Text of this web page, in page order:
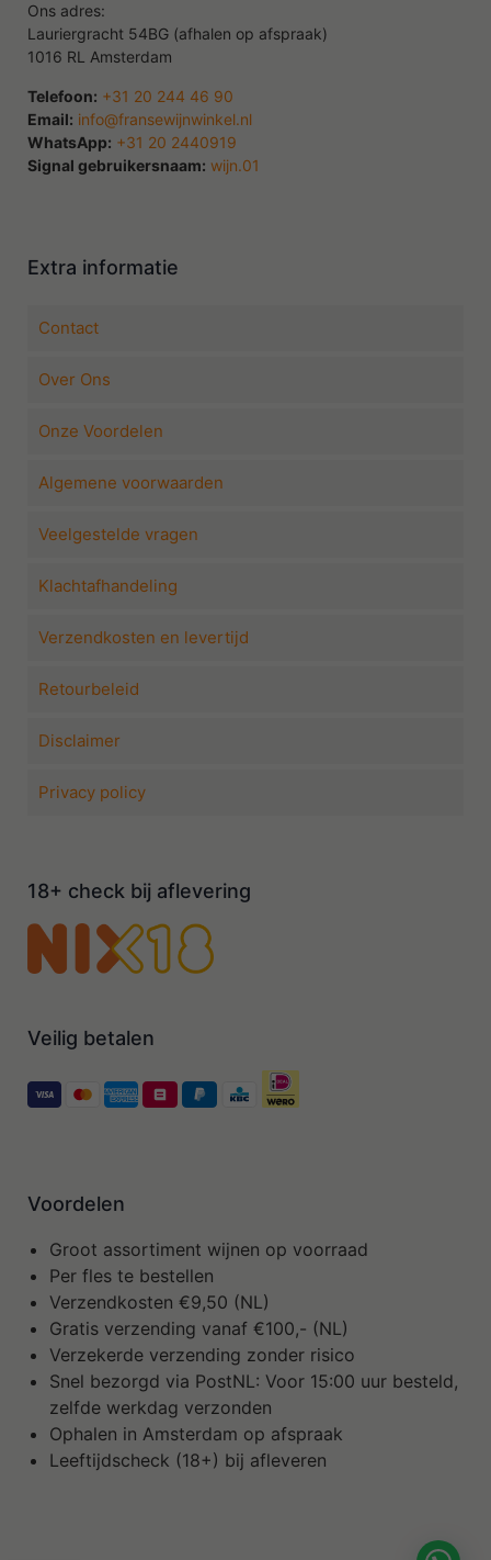
Ons adres:
Lauriergracht 54BG (afhalen op afspraak)
1016 RL Amsterdam
Telefoon: +31 20 244 46 90
Email: info@fransewijnwinkel.nl
WhatsApp: +31 20 2440919
Signal gebruikersnaam: wijn.01
Extra informatie
Contact
Over Ons
Onze Voordelen
Algemene voorwaarden
Veelgestelde vragen
Klachtafhandeling
Verzendkosten en levertijd
Retourbeleid
Disclaimer
Privacy policy
18+ check bij aflevering
Veilig betalen
Voordelen
Groot assortiment wijnen op voorraad
Per fles te bestellen
Verzendkosten €9,50 (NL)
Gratis verzending vanaf €100,- (NL)
Verzekerde verzending zonder risico
Snel bezorgd via PostNL: Voor 15:00 uur besteld,
zelfde werkdag verzonden
Ophalen in Amsterdam op afspraak
Leeftijdscheck (18+) bij afleveren